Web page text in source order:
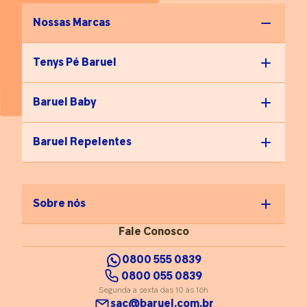
Nossas Marcas
Tenys Pé Baruel
Baruel Baby
Baruel Repelentes
Sobre nós
Fale Conosco
0800 555 0839
0800 055 0839
Segunda a sexta das 10 às 16h
sac@baruel.com.br